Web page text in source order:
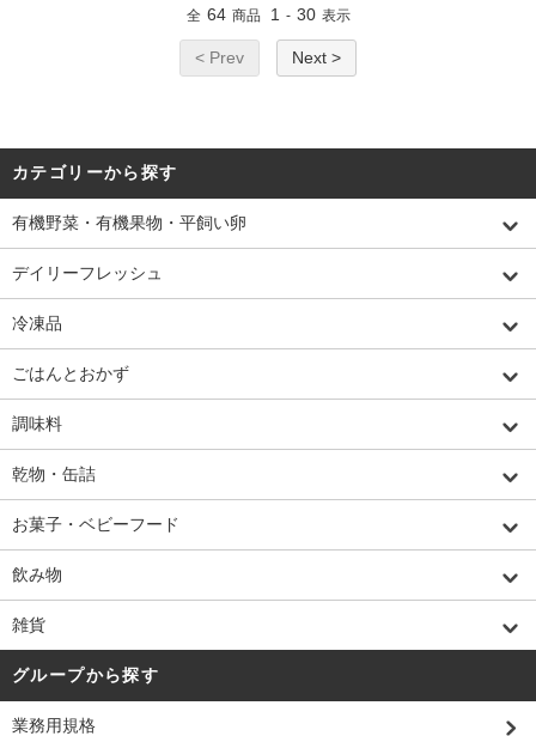
全 64 商品 1 - 30 表示
< Prev Next >
カテゴリーから探す
有機野菜・有機果物・平飼い卵
デイリーフレッシュ
冷凍品
ごはんとおかず
調味料
乾物・缶詰
お菓子・ベビーフード
飲み物
雑貨
グループから探す
業務用規格